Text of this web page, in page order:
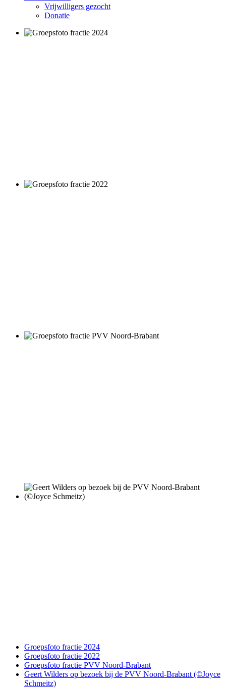
Vrijwilligers gezocht
Donatie
Groepsfoto fractie 2024
Groepsfoto fractie 2022
Groepsfoto fractie PVV Noord-Brabant
Geert Wilders op bezoek bij de PVV Noord-Brabant (©Joyce
Schmeitz)